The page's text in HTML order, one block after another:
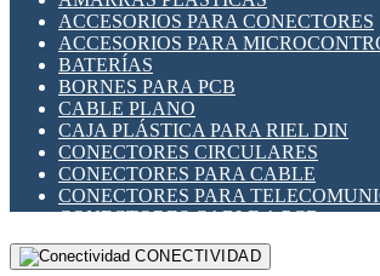
INDICADORES PARA PANEL
INTERFACES DE RELÉ
INTERRUPTORES FIN DE CARRERA
LLAVES CONMUTADORAS
MEDIDORES DE ENERGÍA Y TC'S
MOTORES PASO A PASO
PANTALLAS HMI
PLC -CONTROLADORES LÓGICO
PROGRAMADORES DE HORARIO
RELÉS DE PROTECCIÓN
SENSORES CAPACITIVOS
ACCESORIOS PARA CONECTORES
ACCESORIOS PARA
BATERÍAS
BORNES PARA PCB
CABLE PLANO
CAJA PLÁSTICA PARA RIEL DIN
CONECTORES CIRCULARES
CONECTORES PARA CABLE
CONECTORES PARA
CONECTORES CABLE A PCB
CONECTORES PCB A CABLE
DIP SWITCHESCONECTIVIDAD